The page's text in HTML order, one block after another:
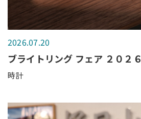
2026.07.20
ブライトリング フェア ２０２６
時計